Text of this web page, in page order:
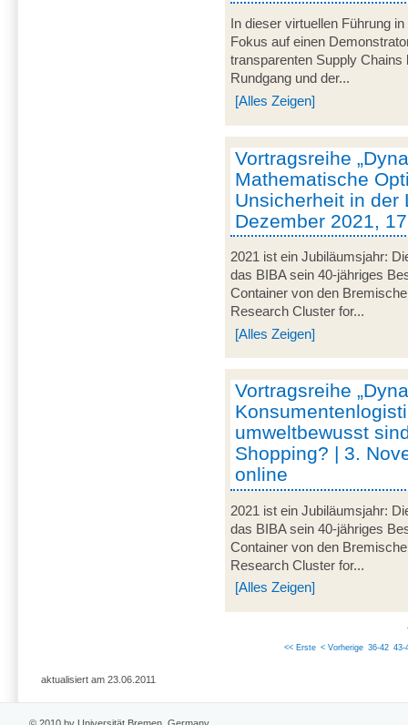
In dieser virtuellen Führung
Fokus auf einen
transparenten Supply
Rundgang und der...
[Alles Zeigen]
Vortragsreihe
Mathematische
Unsicherheit in der
Dezember 2021,
2021 ist ein Jubiläumsjahr:
das BIBA sein 40-jähriges
Container von den
Research Cluster for...
[Alles Zeigen]
Vortragsreihe
umweltbewusst
Shopping? | 3.
online
2021 ist ein Jubiläumsjahr:
das BIBA sein 40-jähriges
Container von den
Research Cluster for...
[Alles Zeigen]
<< Erste < Vorherige 36-42 43-
aktualisiert am 23.06.2011